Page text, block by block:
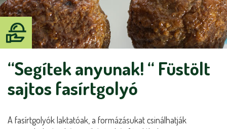
“Segítek anyunak! “ Füstölt
sajtos fasírtgolyó
A fasírtgolyók laktatóak, a formázásukat csinálhatják